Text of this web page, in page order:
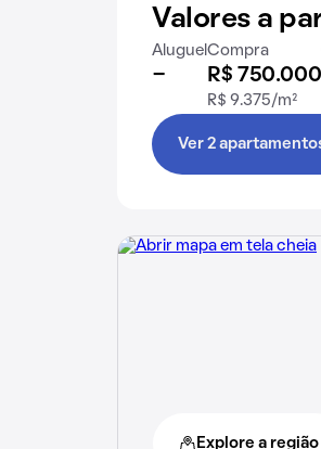
Valores a
Aluguel
-
Compra
R$ 750.000
R$ 9.375/m²
Ver 2
Explore a região